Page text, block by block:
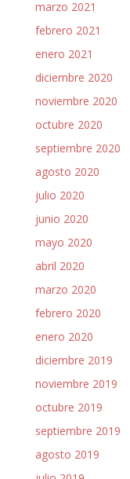
marzo 2021
febrero 2021
enero 2021
diciembre 2020
noviembre 2020
octubre 2020
septiembre 2020
agosto 2020
julio 2020
junio 2020
mayo 2020
abril 2020
marzo 2020
febrero 2020
enero 2020
diciembre 2019
noviembre 2019
octubre 2019
septiembre 2019
agosto 2019